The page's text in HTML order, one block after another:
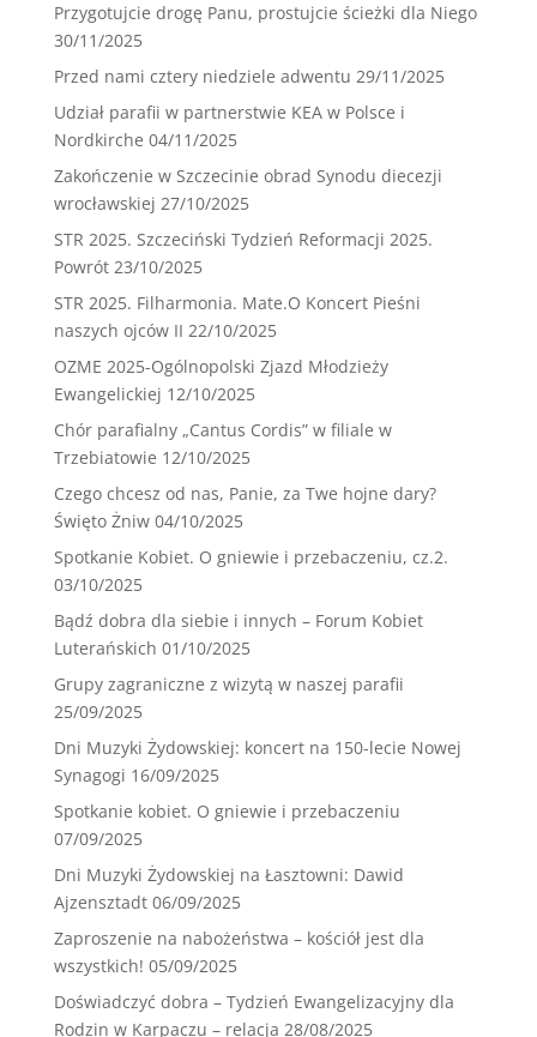
Przygotujcie drogę Panu, prostujcie ścieżki dla Niego
30/11/2025
Przed nami cztery niedziele adwentu 29/11/2025
Udział parafii w partnerstwie KEA w Polsce i
Nordkirche 04/11/2025
Zakończenie w Szczecinie obrad Synodu diecezji
wrocławskiej 27/10/2025
STR 2025. Szczeciński Tydzień Reformacji 2025.
Powrót 23/10/2025
STR 2025. Filharmonia. Mate.O Koncert Pieśni
naszych ojców II 22/10/2025
OZME 2025-Ogólnopolski Zjazd Młodzieży
Ewangelickiej 12/10/2025
Chór parafialny „Cantus Cordis” w filiale w
Trzebiatowie 12/10/2025
Czego chcesz od nas, Panie, za Twe hojne dary?
Święto Żniw 04/10/2025
Spotkanie Kobiet. O gniewie i przebaczeniu, cz.2.
03/10/2025
Bądź dobra dla siebie i innych – Forum Kobiet
Luterańskich 01/10/2025
Grupy zagraniczne z wizytą w naszej parafii
25/09/2025
Dni Muzyki Żydowskiej: koncert na 150-lecie Nowej
Synagogi 16/09/2025
Spotkanie kobiet. O gniewie i przebaczeniu
07/09/2025
Dni Muzyki Żydowskiej na Łasztowni: Dawid
Ajzensztadt 06/09/2025
Zaproszenie na nabożeństwa – kościół jest dla
wszystkich! 05/09/2025
Doświadczyć dobra – Tydzień Ewangelizacyjny dla
Rodzin w Karpaczu – relacja 28/08/2025